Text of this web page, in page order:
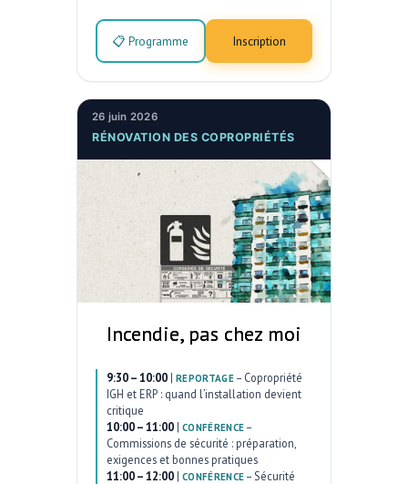
📋 Programme Inscription
26 juin 2026
RÉNOVATION DES COPROPRIÉTÉS
Incendie, pas chez moi
9:30 – 10:00 | REPORTAGE– Copropriété
IGH et ERP : quand l’installation devient
critique
10:00 – 11:00 | CONFÉRENCE –
Commissions de sécurité : préparation,
exigences et bonnes pratiques
11:00 – 12:00 | CONFÉRENCE – Sécurité